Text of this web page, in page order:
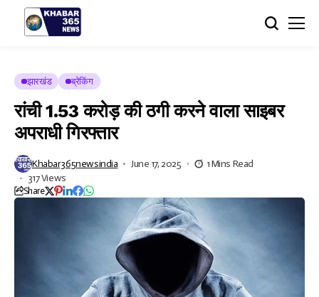
झारखंड ब्रेकिंग
रांची 1.53 करोड़ की ठगी करने वाला साइबर
अपराधी गिरफ्तार
Khabar365newsindia June 17, 2025
1 Mins Read
317 Views
Share